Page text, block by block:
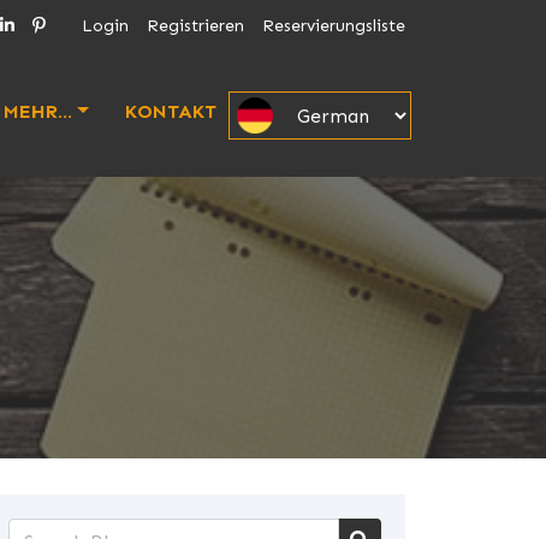
Login Registrieren Reservierungsliste
MEHR... KONTAKT